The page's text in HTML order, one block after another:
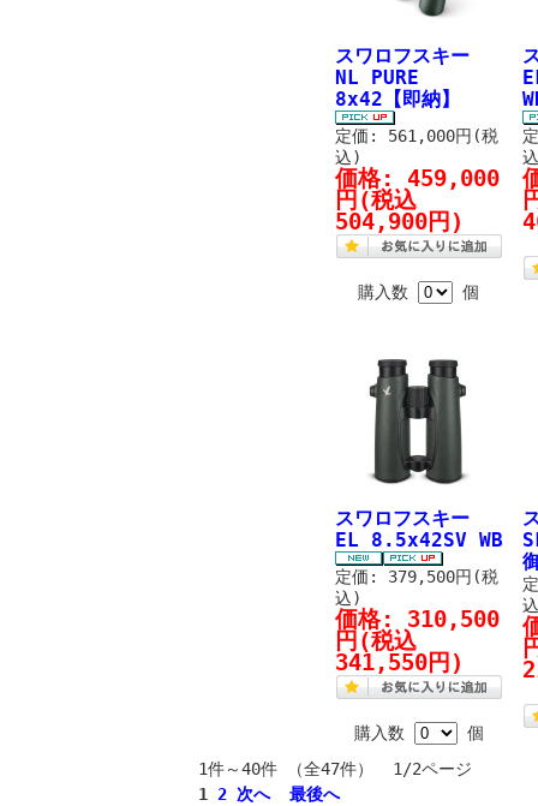
スワロフスキー
NL PURE
8x42【即納】
定価: 561,000円(税
込)
価格: 459,000
円 (税込
504,900円)
購入数 個
スワロフスキー
EL 8.5x42SV WB
定価: 379,500円(税
込)
価格: 310,500
円 (税込
341,550円)
購入数 個
1件～40件 （全47件） 1/2ページ
1 2 次へ 最後へ